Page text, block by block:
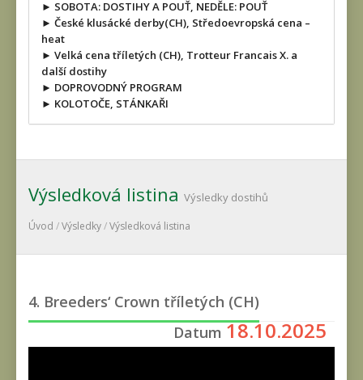
► SOBOTA: DOSTIHY A POUŤ, NEDĚLE: POUŤ
► České klusácké derby(CH), Středoevropská cena –
heat
► Velká cena tříletých (CH), Trotteur Francais X. a
další dostihy
► DOPROVODNÝ PROGRAM
► KOLOTOČE, STÁNKAŘI
Výsledková listina Výsledky dostihů
Úvod /Výsledky/Výsledková listina
4. Breeders‘ Crown tříletých (CH)
Datum 18.10.2025